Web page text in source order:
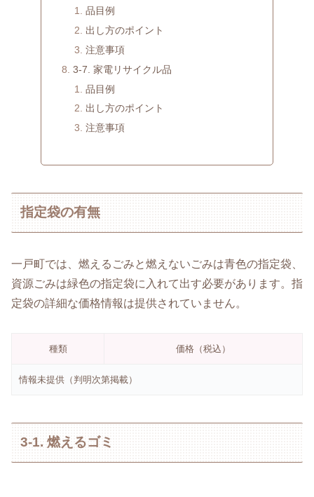
品目例
出し方のポイント
注意事項
3-7. 家電リサイクル品
品目例
出し方のポイント
注意事項
指定袋の有無
一戸町では、燃えるごみと燃えないごみは青色の指定袋、
資源ごみは緑色の指定袋に入れて出す必要があります。指
定袋の詳細な価格情報は提供されていません。
種類 価格（税込）
情報未提供（判明次第掲載）
3-1. 燃えるゴミ